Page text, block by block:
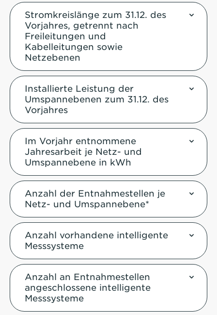
Stromkreislänge zum 31.12. des
Vorjahres, getrennt nach
Freileitungen und
Kabelleitungen sowie
Netzebenen
Installierte Leistung der
Umspannebenen zum 31.12. des
Vorjahres
Im Vorjahr entnommene
Jahresarbeit je Netz- und
Umspannebene in kWh
Anzahl der Entnahmestellen je
Netz- und Umspannebene*
Anzahl vorhandene intelligente
Messsysteme
Anzahl an Entnahmestellen
angeschlossene intelligente
Messsysteme